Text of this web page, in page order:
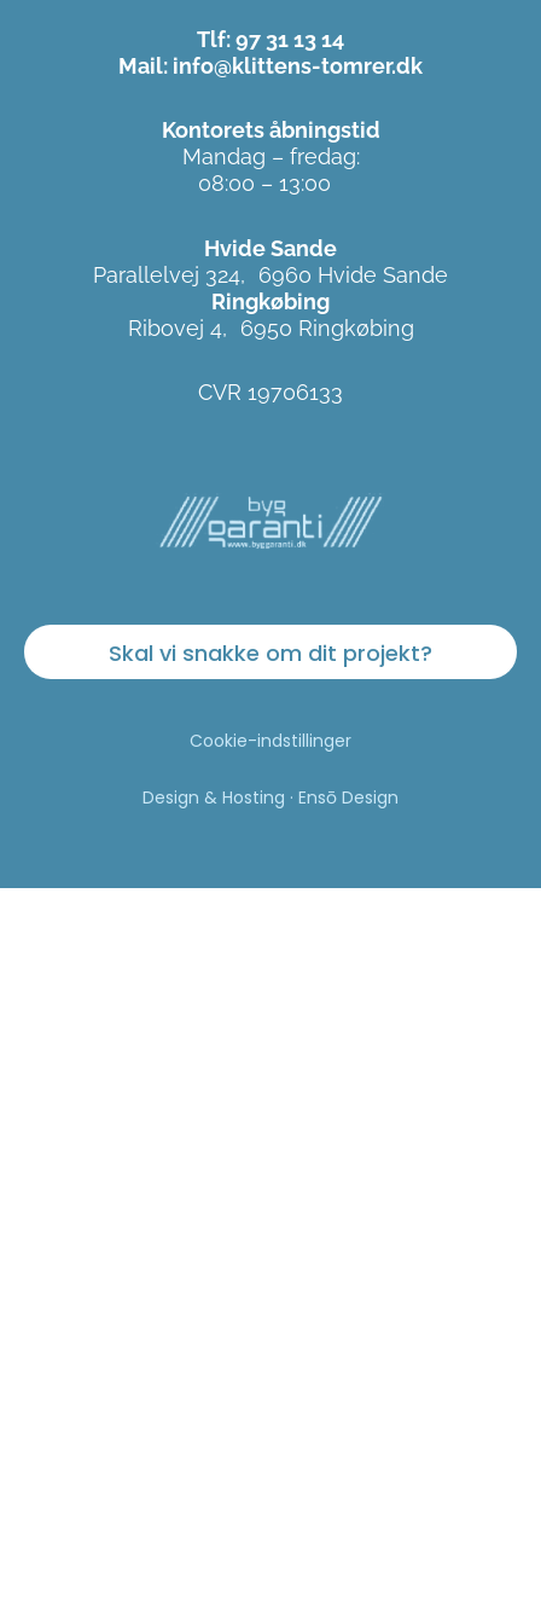
Tlf: 97 31 13 14
Mail: info@klittens-tomrer.dk
Kontorets åbningstid
Mandag – fredag:
08:00 – 13:00
Hvide Sande
Parallelvej 324, 6960 Hvide Sande
Ringkøbing
Ribovej 4, 6950 Ringkøbing
CVR 19706133
Skal vi snakke om dit projekt?
Cookie-indstillinger
Design & Hosting · Ensō Design